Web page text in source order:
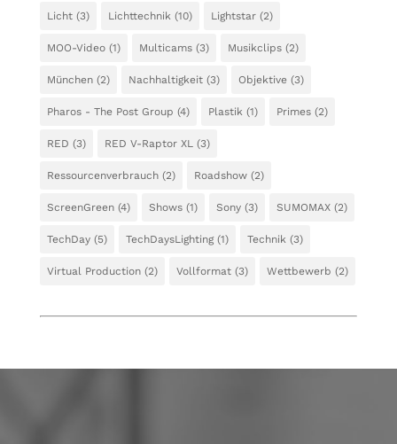
Licht(3) Lichttechnik (10) Lightstar(2)
MOO-Video(1) Multicams(3) Musikclips(2)
München(2) Nachhaltigkeit(3) Objektive(3)
Pharos - The Post Group (4) Plastik (1) Primes(2)
RED (3) RED V-Raptor XL (3)
Ressourcenverbrauch(2) Roadshow(2)
ScreenGreen(4) Shows(1) Sony(3) SUMOMAX(2)
TechDay(5) TechDaysLighting(1) Technik (3)
Virtual Production(2) Vollformat(3) Wettbewerb (2)